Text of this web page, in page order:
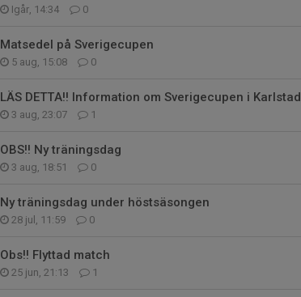
Igår, 14:34 0
Matsedel på Sverigecupen
5 aug, 15:08 0
LÄS DETTA!! Information om Sverigecupen i Karlstad
3 aug, 23:07 1
OBS!! Ny träningsdag
3 aug, 18:51 0
Ny träningsdag under höstsäsongen
28 jul, 11:59 0
Obs!! Flyttad match
25 jun, 21:13 1